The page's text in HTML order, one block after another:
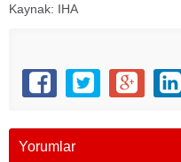
Kaynak: IHA
Yorumlar